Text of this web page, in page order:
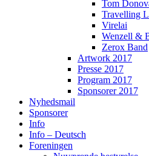
Tom
Travelling
Virelai
Wenzell &
Zerox Band
Artwork 2017
Presse 2017
Program 2017
Sponsorer 2017
Nyhedsmail
Sponsorer
Info
Info – Deutsch
Foreningen